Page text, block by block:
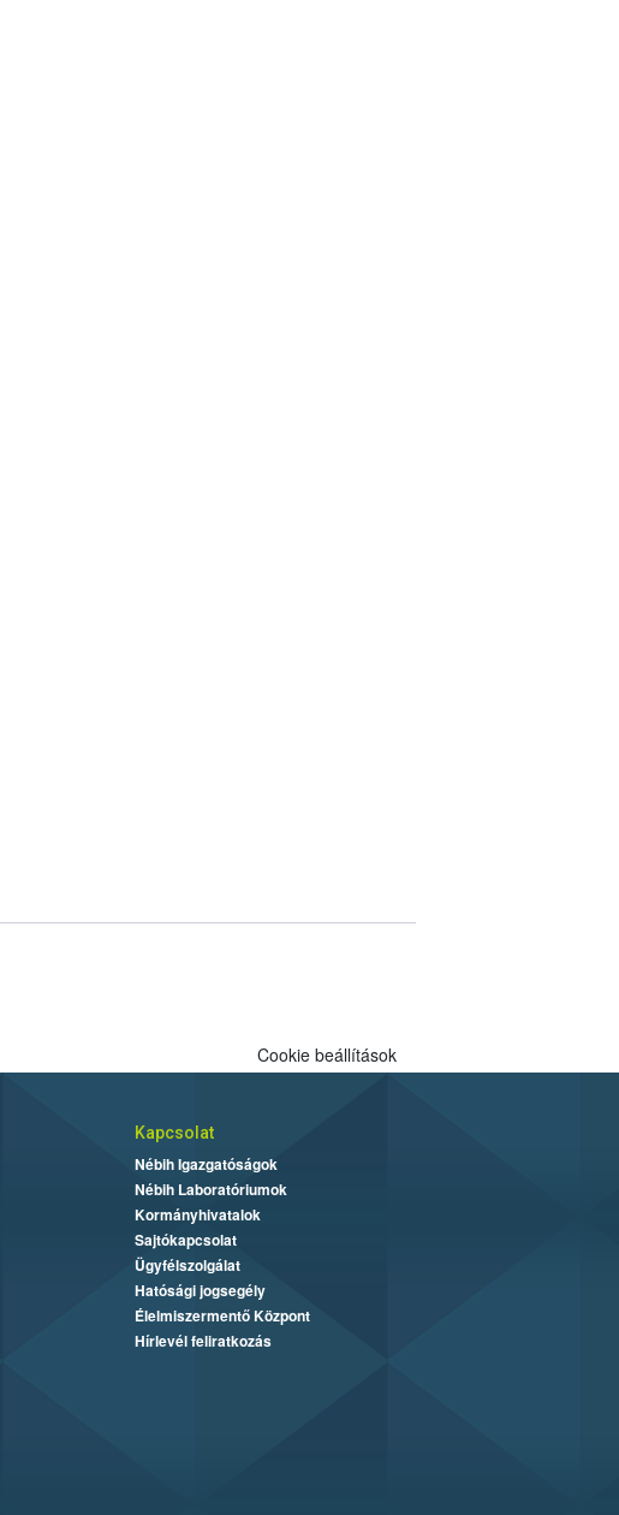
Cookie beállítások
Kapcsolat
Nébih Igazgatóságok
Nébih Laboratóriumok
Kormányhivatalok
Sajtókapcsolat
Ügyfélszolgálat
Hatósági jogsegély
Élelmiszermentő Központ
Hírlevél feliratkozás